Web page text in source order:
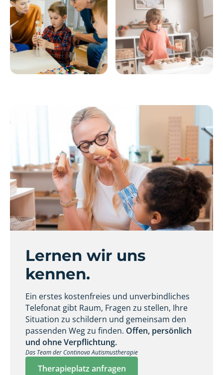
Lernen wir uns
kennen.
Ein erstes kostenfreies und unverbindliches
Telefonat gibt Raum, Fragen zu stellen, Ihre
Situation zu schildern und gemeinsam den
passenden Weg zu finden. Offen, persönlich
und ohne Verpflichtung.
Das Team der Continova Autismustherapie
Therapieplatz anfragen